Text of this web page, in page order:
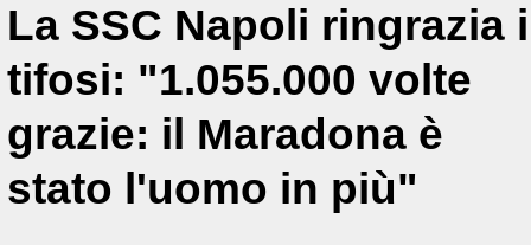
La SSC Napoli ringrazia i
tifosi: "1.055.000 volte
grazie: il Maradona è
stato l'uomo in più"